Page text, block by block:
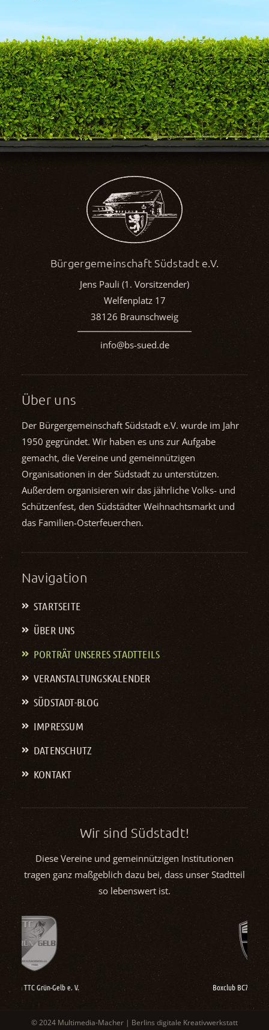
Bürgergemeinschaft Südstadt e.V.
Jens Pauli (1. Vorsitzender)
Welfenplatz 17
38126 Braunschweig
info@bs-sued.de
Über uns
Der Bürgergemeinschaft Südstadt e.V. wurde im Jahr
1950 gegründet. Wir haben es uns zur Aufgabe
gemacht, die Vereine und gemein­nützigen
Organisationen in der Südstadt zu unterstützen.
Außerdem organisieren wir das jährliche Volks- und
Schützenfest, den Südstädter Weihnachts­markt und
das Familien-Osterfeuerchen.
Navigation
STARTSEITE
ÜBER UNS
PORTRÄT UNSERES STADTTEILS
VERANSTALTUNGS­KALENDER
SÜDSTADT-BLOG
IMPRESSUM
DATENSCHUTZ
KONTAKT
Wir sind Südstadt!
Diese Vereine und gemeinnützigen Institutionen
tragen ganz maßgeblich dazu bei, dass unser Stadtteil
so lebenswert ist.
© 2024 Multimedia-Macher | Berlins digitale Kreativwerkstatt